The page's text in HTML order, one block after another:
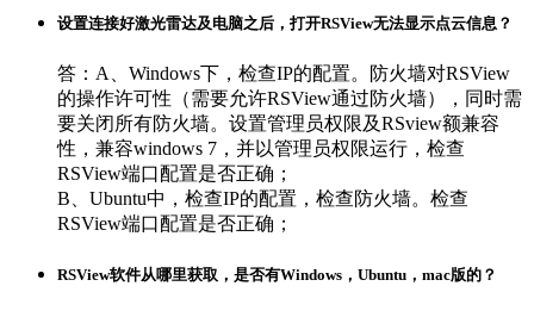
设置连接好激光雷达及电脑之后，打开RSView无法显示点云信息？
答：A、Windows下，检查IP的配置。防火墙对RSView
的操作许可性（需要允许RSView通过防火墙），同时需
要关闭所有防火墙。设置管理员权限及RSview额兼容
性，兼容windows 7，并以管理员权限运行，检查
RSView端口配置是否正确；
B、Ubuntu中，检查IP的配置，检查防火墙。检查
RSView端口配置是否正确；
RSView软件从哪里获取，是否有Windows，Ubuntu，mac版的？